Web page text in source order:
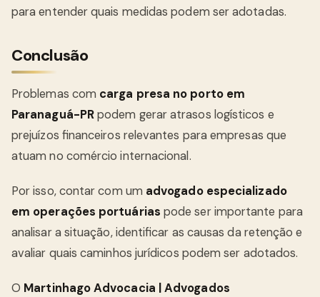
para entender quais medidas podem ser adotadas.
Conclusão
Problemas com carga presa no porto em
Paranaguá-PRpodem gerar atrasos logísticos e
prejuízos financeiros relevantes para empresas que
atuam no comércio internacional.
Por isso, contar com um advogado especializado
em operações portuárias pode ser importante para
analisar a situação, identificar as causas da retenção e
avaliar quais caminhos jurídicos podem ser adotados.
O Martinhago Advocacia | Advogados